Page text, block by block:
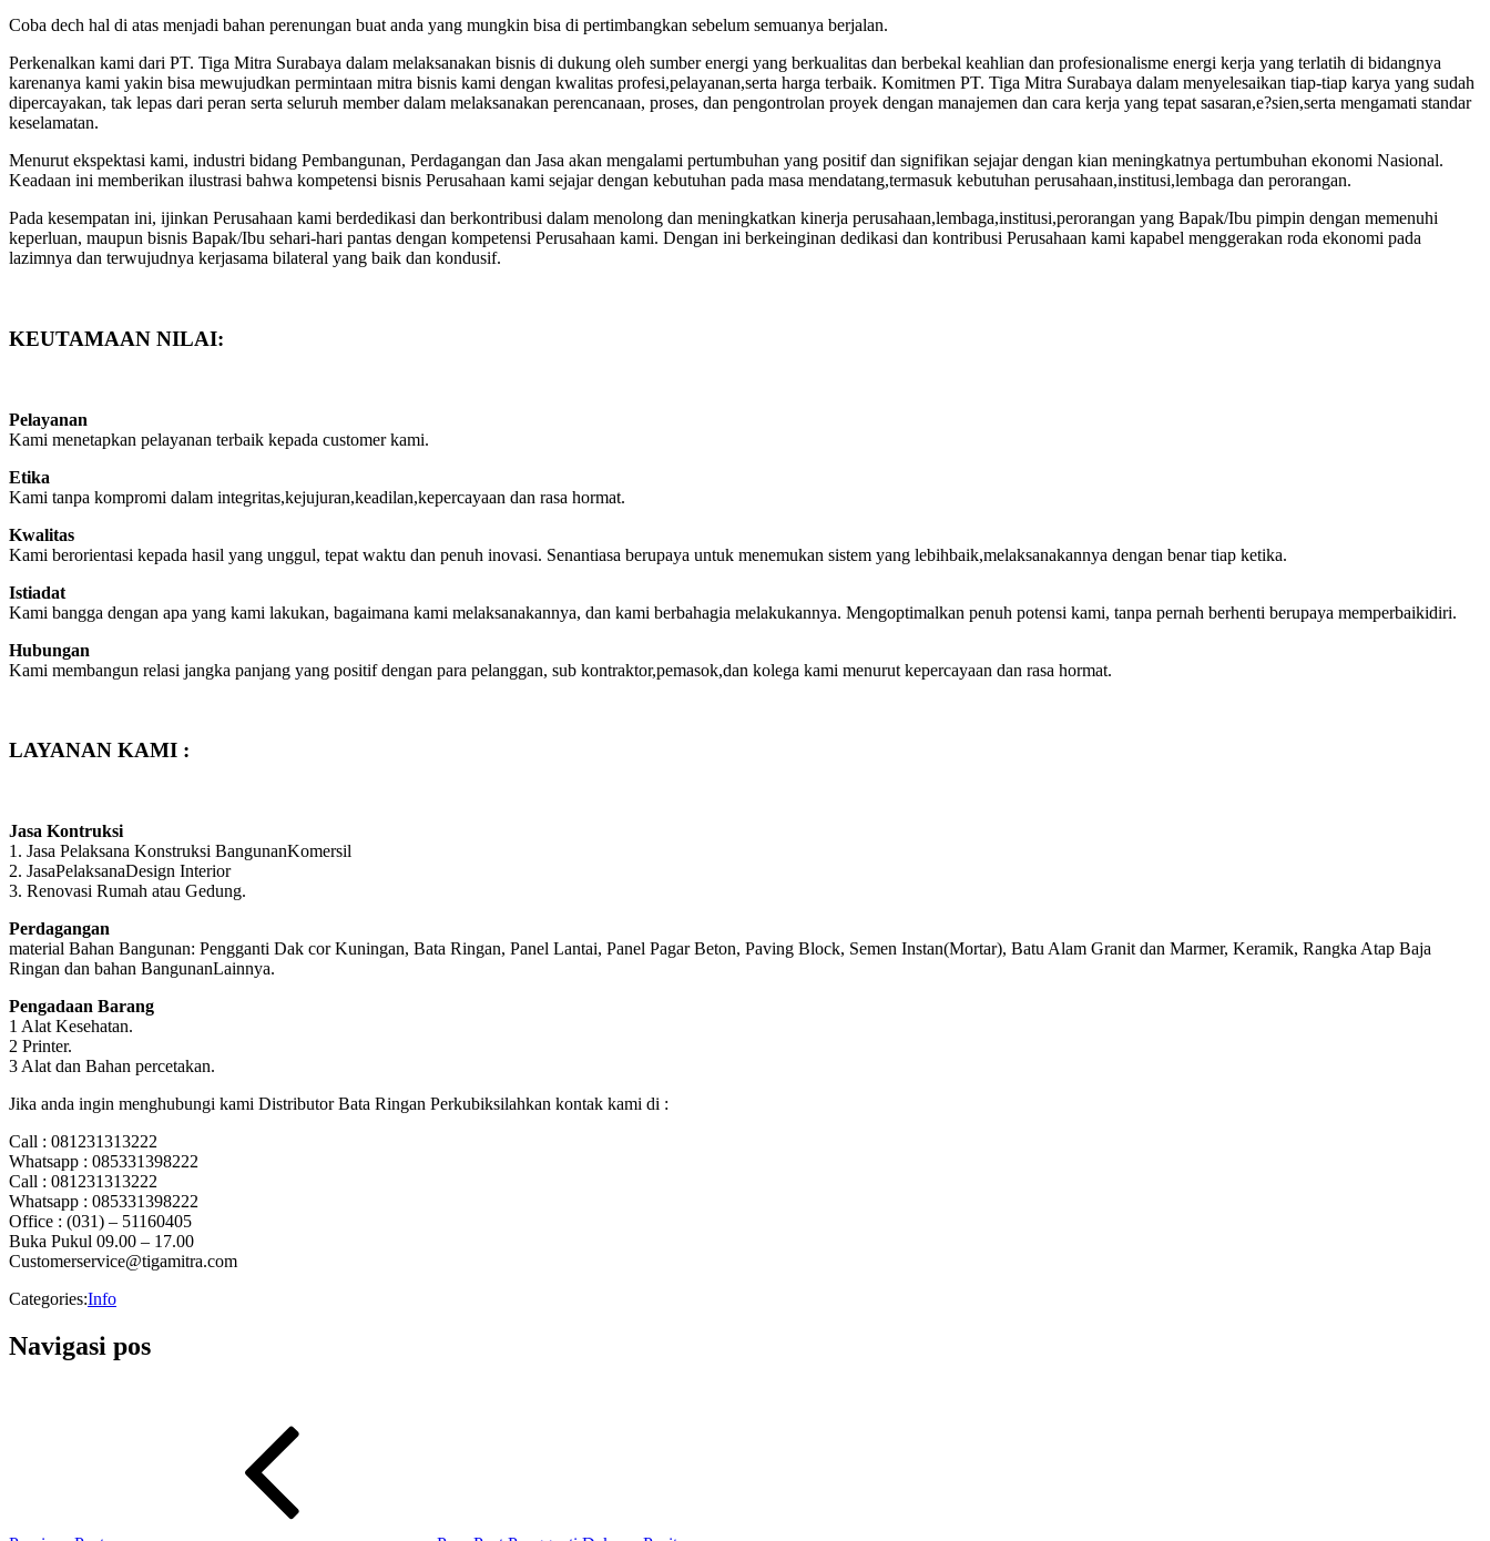
Coba dech hal di atas menjadi bahan perenungan buat anda yang mungkin bisa di pertimbangkan sebelum semuanya berjalan.
Perkenalkan kami dari PT. Tiga Mitra Surabaya dalam melaksanakan bisnis di dukung oleh sumber energi yang berkualitas dan berbekal keahlian dan profesionalisme energi kerja yang terlatih di bidangnya
karenanya kami yakin bisa mewujudkan permintaan mitra bisnis kami dengan kwalitas profesi,pelayanan,serta harga terbaik. Komitmen PT. Tiga Mitra Surabaya dalam menyelesaikan tiap-tiap karya yang sudah
dipercayakan, tak lepas dari peran serta seluruh member dalam melaksanakan perencanaan, proses, dan pengontrolan proyek dengan manajemen dan cara kerja yang tepat sasaran,e?sien,serta mengamati standar
keselamatan.
Menurut ekspektasi kami, industri bidang Pembangunan, Perdagangan dan Jasa akan mengalami pertumbuhan yang positif dan signifikan sejajar dengan kian meningkatnya pertumbuhan ekonomi Nasional.
Keadaan ini memberikan ilustrasi bahwa kompetensi bisnis Perusahaan kami sejajar dengan kebutuhan pada masa mendatang,termasuk kebutuhan perusahaan,institusi,lembaga dan perorangan.
Pada kesempatan ini, ijinkan Perusahaan kami berdedikasi dan berkontribusi dalam menolong dan meningkatkan kinerja perusahaan,lembaga,institusi,perorangan yang Bapak/Ibu pimpin dengan memenuhi
keperluan, maupun bisnis Bapak/Ibu sehari-hari pantas dengan kompetensi Perusahaan kami. Dengan ini berkeinginan dedikasi dan kontribusi Perusahaan kami kapabel menggerakan roda ekonomi pada
lazimnya dan terwujudnya kerjasama bilateral yang baik dan kondusif.
KEUTAMAAN NILAI:
Pelayanan
Kami menetapkan pelayanan terbaik kepada customer kami.
Etika
Kami tanpa kompromi dalam integritas,kejujuran,keadilan,kepercayaan dan rasa hormat.
Kwalitas
Kami berorientasi kepada hasil yang unggul, tepat waktu dan penuh inovasi. Senantiasa berupaya untuk menemukan sistem yang lebihbaik,melaksanakannya dengan benar tiap ketika.
Istiadat
Kami bangga dengan apa yang kami lakukan, bagaimana kami melaksanakannya, dan kami berbahagia melakukannya. Mengoptimalkan penuh potensi kami, tanpa pernah berhenti berupaya memperbaikidiri.
Hubungan
Kami membangun relasi jangka panjang yang positif dengan para pelanggan, sub kontraktor,pemasok,dan kolega kami menurut kepercayaan dan rasa hormat.
LAYANAN KAMI :
Jasa Kontruksi
1. Jasa Pelaksana Konstruksi BangunanKomersil
2. JasaPelaksanaDesign Interior
3. Renovasi Rumah atau Gedung.
Perdagangan
material Bahan Bangunan: Pengganti Dak cor Kuningan, Bata Ringan, Panel Lantai, Panel Pagar Beton, Paving Block, Semen Instan(Mortar), Batu Alam Granit dan Marmer, Keramik, Rangka Atap Baja
Ringan dan bahan BangunanLainnya.
Pengadaan Barang
1 Alat Kesehatan.
2 Printer.
3 Alat dan Bahan percetakan.
Jika anda ingin menghubungi kami Distributor Bata Ringan Perkubiksilahkan kontak kami di :
Call : 081231313222
Whatsapp : 085331398222
Call : 081231313222
Whatsapp : 085331398222
Office : (031) – 51160405
Buka Pukul 09.00 – 17.00
Customerservice@tigamitra.com
Categories:Info
Navigasi pos